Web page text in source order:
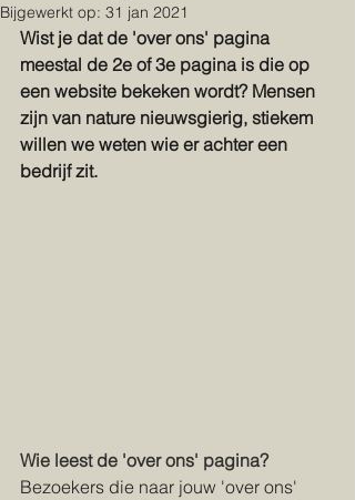
Bijgewerkt op: 31 jan 2021
Wist je dat de 'over ons' pagina
meestal de 2e of 3e pagina is die op
een website bekeken wordt? Mensen
zijn van nature nieuwsgierig, stiekem
willen we weten wie er achter een
bedrijf zit.
Wie leest de 'over ons' pagina?
Bezoekers die naar jouw 'over ons'